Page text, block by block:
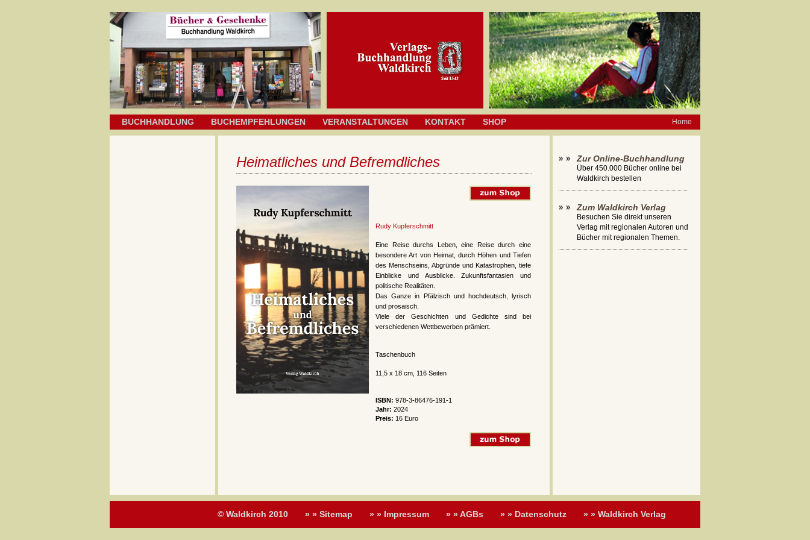
BUCHHANDLUNG BUCHEMPFEHLUNGEN VERANSTALTUNGEN KONTAKT SHOP Home
Heimatliches und Befremdliches
Rudy Kupferschmitt
Eine Reise durchs Leben, eine Reise durch eine
besondere Art von Heimat, durch Höhen und Tiefen
des Menschseins, Abgründe und Katastrophen, tiefe
Einblicke und Ausblicke. Zukunftsfantasien und
politische Realitäten.
Das Ganze in Pfälzisch und hochdeutsch, lyrisch
und prosaisch.
Viele der Geschichten und Gedichte sind bei
verschiedenen Wettbewerben prämiert.
Taschenbuch
11,5 x 18 cm, 116 Seiten
ISBN: 978-3-86476-191-1
Jahr: 2024
Preis: 16 Euro
Zur Online-Buchhandlung
Über 450.000 Bücher online bei
Waldkirch bestellen
Zum Waldkirch Verlag
Besuchen Sie direkt unseren
Verlag mit regionalen Autoren und
Bücher mit regionalen Themen.
© Waldkirch 2010 » » Sitemap » » Impressum » » AGBs » » Datenschutz » » Waldkirch Verlag